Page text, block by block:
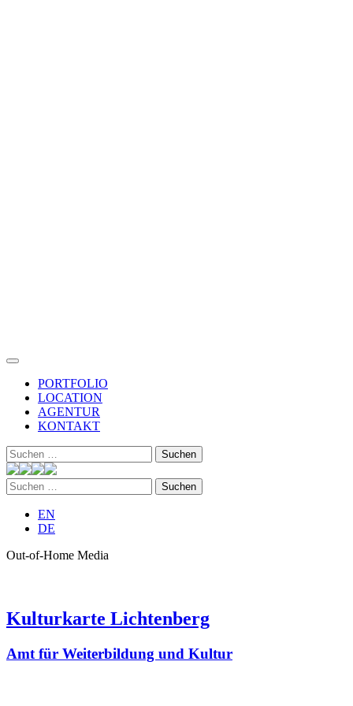
PORTFOLIO
LOCATION
AGENTUR
KONTAKT
Suchen
nach:
Suchen
nach:
EN
DE
Out-of-Home Media
Kulturkarte Lichtenberg
Amt für Weiterbildung und Kultur